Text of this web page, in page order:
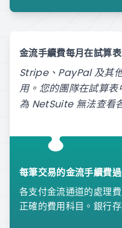
金流手續費每月在試算
Stripe、PayPal 及其
用。您的團隊在試算
為 NetSuite 無法查看
每筆交易的金流手續費
各支付金流通道的處理
正確的費用科目。銀行